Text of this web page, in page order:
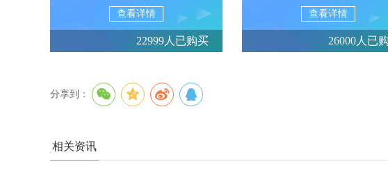
查看详情
22999人已购买
查看详情
26000人已
分享到：
相关资讯